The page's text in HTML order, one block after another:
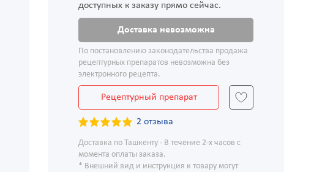
доступных к заказу прямо сейчас.
Доставка невозможна
По постановлению законодательства продажа
рецептурных препаратов невозможна без
электронного рецепта.
Рецептурный препарат
2 отзыва
Доставка по Ташкенту - В течение 2-х часов с
момента оплаты заказа.
* Внешний вид и инструкция к товару могут